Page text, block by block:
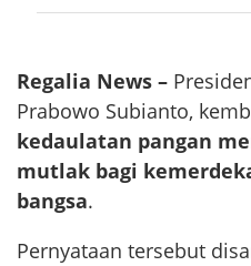
Regalia News –
Prabowo Subianto,
kedaulatan pangan
mutlak bagi
bangsa.
Pernyataan tersebut